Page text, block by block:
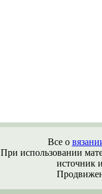
Все о
При использовании
источник